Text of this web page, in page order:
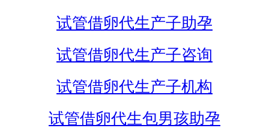
试管借卵代生产子助孕
试管借卵代生产子咨询
试管借卵代生产子机构
试管借卵代生包男孩助孕